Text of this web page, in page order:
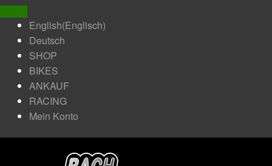
English(Englisch)
Deutsch
SHOP
BIKES
ANKAUF
RACING
Mein Konto